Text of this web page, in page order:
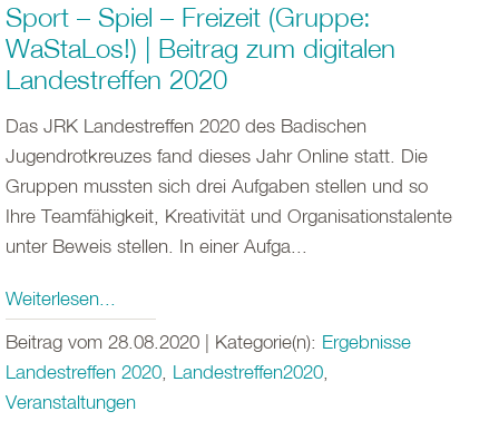
Sport – Spiel – Freizeit (Gruppe:
WaStaLos!) | Beitrag zum digitalen
Landestreffen 2020
Das JRK Landestreffen 2020 des Badischen
Jugendrotkreuzes fand dieses Jahr Online statt. Die
Gruppen mussten sich drei Aufgaben stellen und so
Ihre Teamfähigkeit, Kreativität und Organisationstalente
unter Beweis stellen. In einer Aufga...
Weiterlesen...
Beitrag vom 28.08.2020 | Kategorie(n): Ergebnisse
Landestreffen 2020 Landestreffen2020
Veranstaltungen